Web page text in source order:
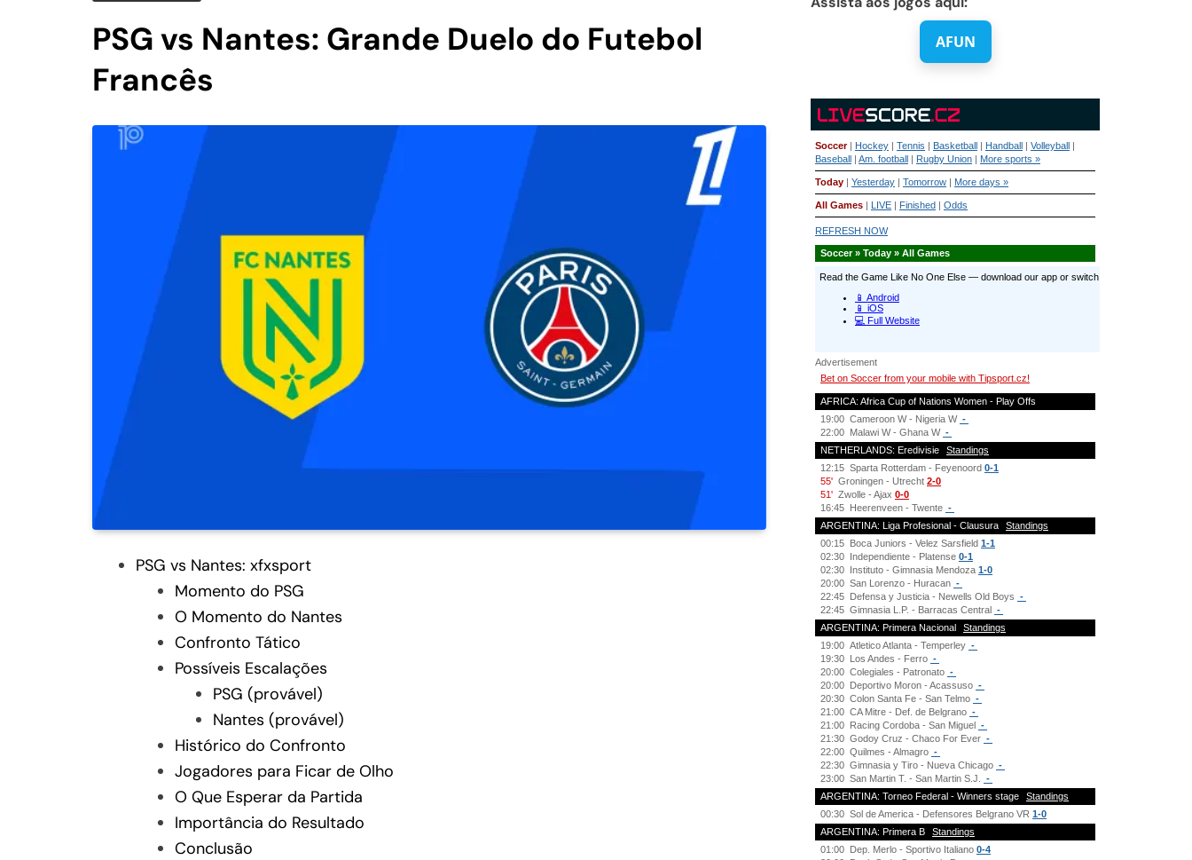
PSG vs Nantes: Grande Duelo do Futebol
Francês
PSG vs Nantes: xfxsport
Momento do PSG
O Momento do Nantes
Confronto Tático
Possíveis Escalações
PSG (provável)
Nantes (provável)
Histórico do Confronto
Jogadores para Ficar de Olho
O Que Esperar da Partida
Importância do Resultado
Conclusão
AFUN